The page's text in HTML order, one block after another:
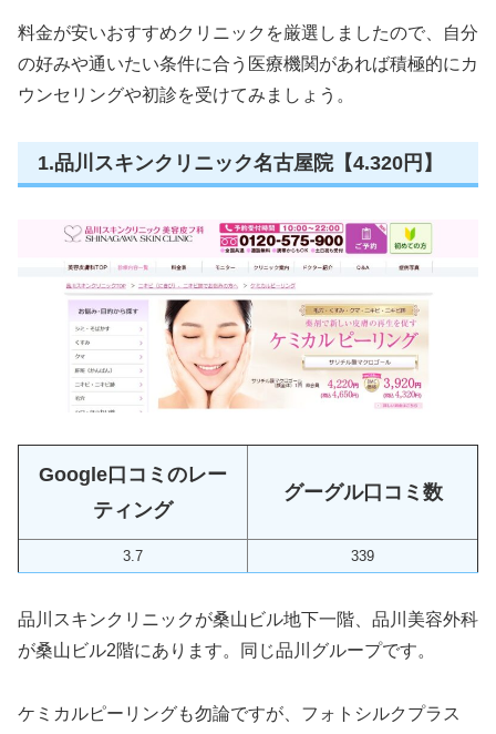
料金が安いおすすめクリニックを厳選しましたので、自分
の好みや通いたい条件に合う医療機関があれば積極的にカ
ウンセリングや初診を受けてみましょう。
1.品川スキンクリニック名古屋院【4.320円】
Google口コミのレー
ティング
グーグル口コミ数
3.7 339
品川スキンクリニックが桑山ビル地下一階、品川美容外科
が桑山ビル2階にあります。同じ品川グループです。
ケミカルピーリングも勿論ですが、フォトシルクプラス